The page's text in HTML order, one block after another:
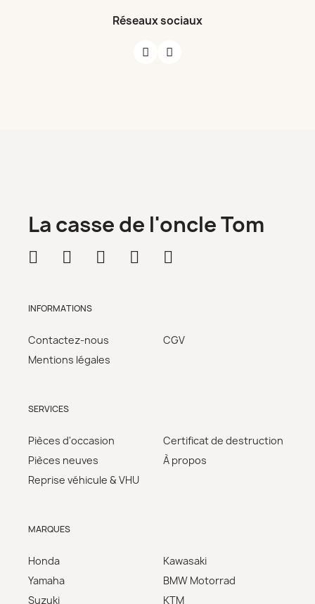
Réseaux sociaux
La casse de l'oncle Tom
INFORMATIONS
Contactez-nous
Mentions légales
CGV
SERVICES
Pièces d'occasion
Pièces neuves
Reprise véhicule & VHU
Certificat de destruction
À propos
MARQUES
Honda
Yamaha
Suzuki
Kawasaki
BMW Motorrad
KTM